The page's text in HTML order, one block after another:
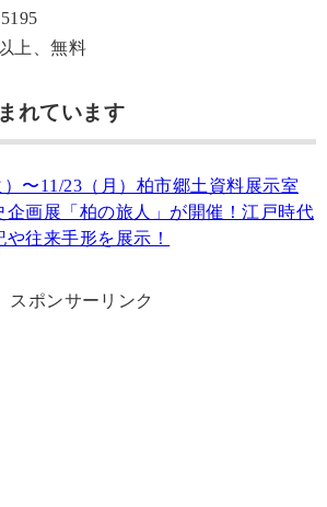
上、無料
れています
）〜11/23（月）柏市郷土資料展示室
企画展「柏の旅人」が開催！江戸時代
や往来手形を展示！
スポンサーリンク